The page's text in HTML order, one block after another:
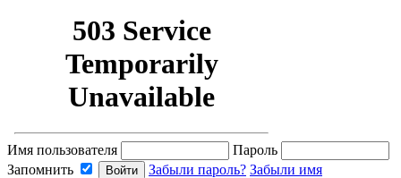
Имя пользователя
Пароль
Запомнить
Забыли пароль? Забыли имя